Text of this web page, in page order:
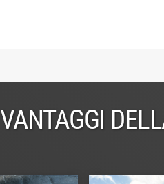
VANTAGGI